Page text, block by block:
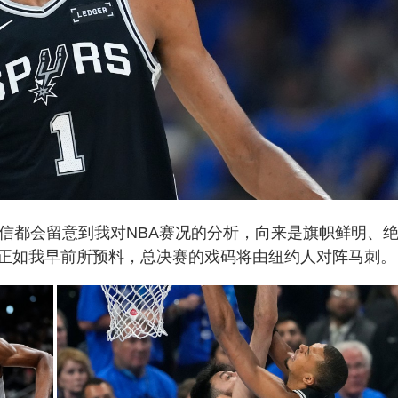
都会留意到我对NBA赛况的分析，向来是旗帜鲜明、
我早前所预料，总决赛的戏码将由纽约人对阵马刺。